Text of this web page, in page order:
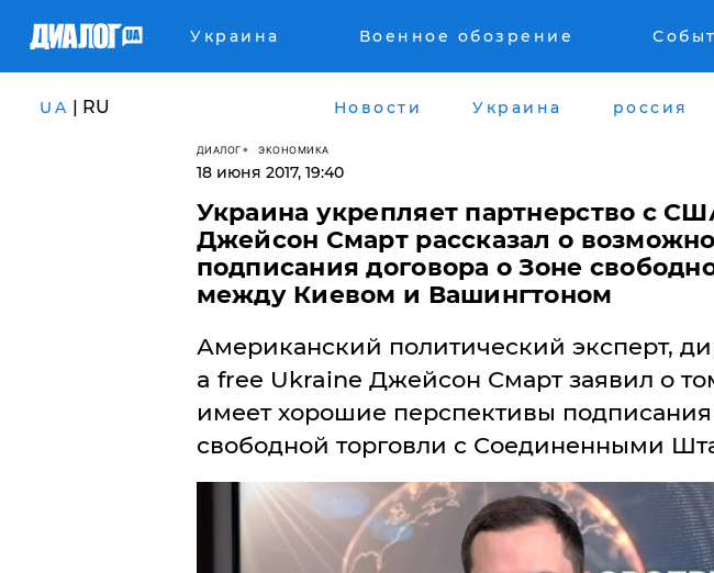
Украина Военное обозрение
UA | RU Новости Украина россия
ДИАЛОГ ЭКОНОМИКА
18 июня 2017, 19:40
Украина укрепляет партнерство с
Джейсон Смарт рассказал о
подписания договора о Зоне
между Киевом и Вашингтоном
Американский политический эксперт,
a free Ukraine Джейсон Смарт заявил о
имеет хорошие перспективы
свободной торговли с Соединенными